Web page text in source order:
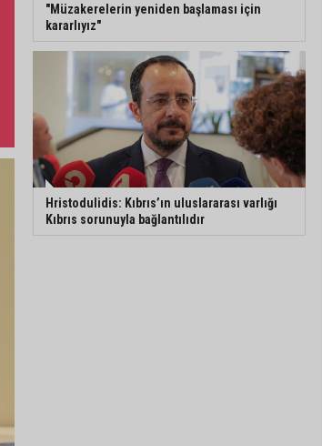
"Müzakerelerin yeniden başlaması için
kararlıyız"
Hristodulidis: Kıbrıs’ın uluslararası varlığı
Kıbrıs sorunuyla bağlantılıdır